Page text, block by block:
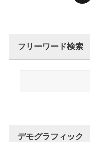
フリーワード検索
デモグラフィック